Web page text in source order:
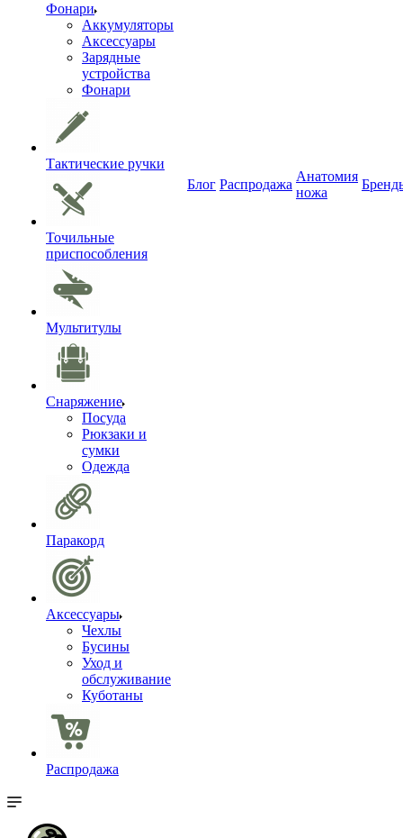
Фонари
Аккумуляторы
Аксессуары
Зарядные
устройства
Фонари
Тактические ручки
Точильные
приспособления
Мультитулы
Снаряжение
Посуда
Рюкзаки и
сумки
Одежда
Паракорд
Аксессуары
Чехлы
Бусины
Уход и
обслуживание
Куботаны
Распродажа
Блог Распродажа
Анатомия
ножа